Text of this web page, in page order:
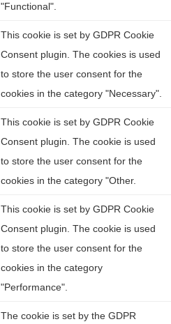
"Functional".
This cookie is set by GDPR Cookie
Consent plugin. The cookies is used
to store the user consent for the
cookies in the category "Necessary".
This cookie is set by GDPR Cookie
Consent plugin. The cookie is used
to store the user consent for the
cookies in the category "Other.
This cookie is set by GDPR Cookie
Consent plugin. The cookie is used
to store the user consent for the
cookies in the category
"Performance".
The cookie is set by the GDPR